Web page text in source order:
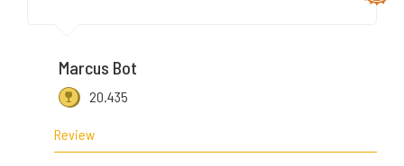
Marcus Bot
20.435
Review